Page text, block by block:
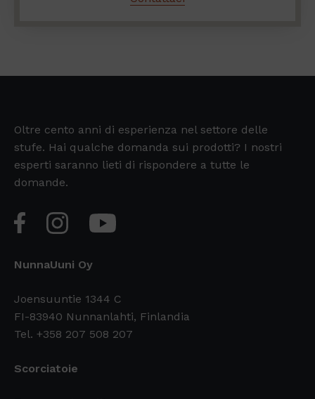
Oltre cento anni di esperienza nel settore delle
stufe. Hai qualche domanda sui prodotti? I nostri
esperti saranno lieti di rispondere a tutte le
domande.
NunnaUuni Oy
Joensuuntie 1344 C
FI-83940 Nunnanlahti, Finlandia
Tel. +358 207 508 207
Scorciatoie